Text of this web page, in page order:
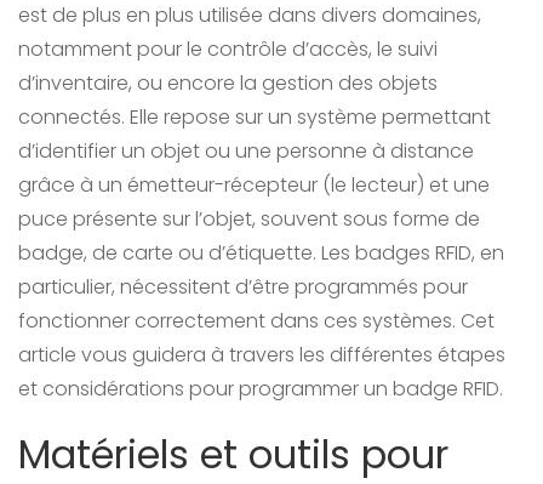
est de plus en plus utilisée dans divers domaines,
notamment pour le contrôle d’accès, le suivi
d’inventaire, ou encore la gestion des objets
connectés. Elle repose sur un système permettant
d’identifier un objet ou une personne à distance
grâce à un émetteur-récepteur (le lecteur) et une
puce présente sur l’objet, souvent sous forme de
badge, de carte ou d’étiquette. Les badges RFID, en
particulier, nécessitent d’être programmés pour
fonctionner correctement dans ces systèmes. Cet
article vous guidera à travers les différentes étapes
et considérations pour programmer un badge RFID.
Matériels et outils pour